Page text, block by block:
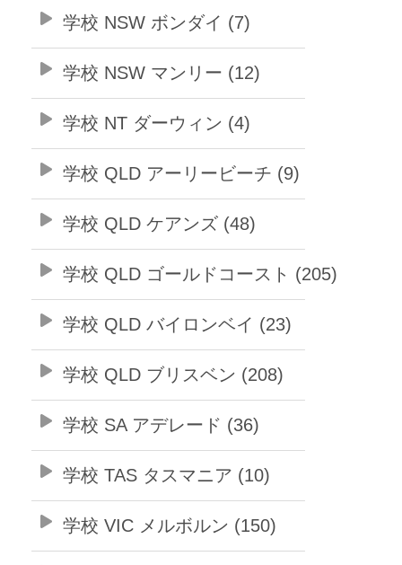
学校 NSW ボンダイ (7)
学校 NSW マンリー (12)
学校 NT ダーウィン (4)
学校 QLD アーリービーチ (9)
学校 QLD ケアンズ (48)
学校 QLD ゴールドコースト (205)
学校 QLD バイロンベイ (23)
学校 QLD ブリスベン (208)
学校 SA アデレード (36)
学校 TAS タスマニア (10)
学校 VIC メルボルン (150)